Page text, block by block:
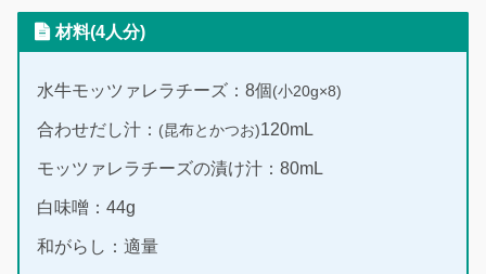
材料(4人分)
水牛モッツァレラチーズ：8個(小20g×8)
合わせだし汁： (昆布とかつお)120mL
モッツァレラチーズの漬け汁：80mL
白味噌：44g
和がらし：適量